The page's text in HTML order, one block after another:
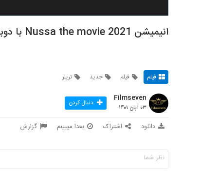
انیمیشن Nussa the movie 2021 با دوبله فارسی
فیلم فیلم جدید تریلر
Filmseven
۰۳ آبان ۱۴۰۱ دنبال کردن
دانلود اشتراک بعدا میبینم گزارش